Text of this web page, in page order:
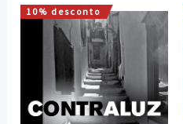
10% desconto
O
preço
original
era:
14,00 €.
O
preço
atual
é:
12,60 €.